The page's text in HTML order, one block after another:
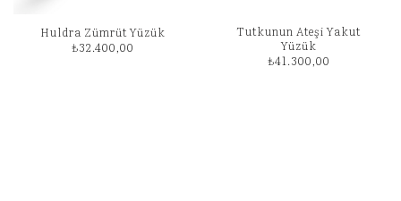
Huldra Zümrüt Yüzük
₺32.400,00
Tutkunun Ateşi Yakut
Yüzük
₺41.300,00